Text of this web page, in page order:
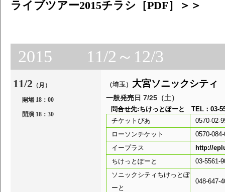
ライブツアー2015チラシ［PDF］＞＞
2015 11/2～12/3
11/2 （月）
開場 18：00
開演 18：30
（埼玉） 大宮ソニックシテ
一般発売日 7/25（土）
問合せ先:ちけっとぽーと TEL：03-
チケットぴあ
0570-02-
ローソンチケット
0570-
イープラス
http://
ちけっとぽーと
03-5561-
ソニックシティちけっとぽ
ーと
048-647-